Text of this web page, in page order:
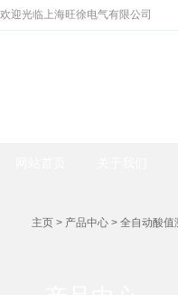
欢迎光临上海旺徐电气有限公司
主页 > 产品中心 > 全自动酸值